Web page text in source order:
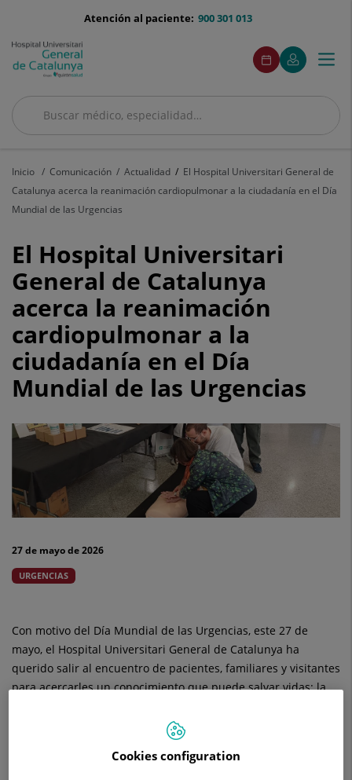
menu-
900 301 013
Atención al paciente:
Buscar
Buscar
menuAcceso
Pedir
cita
Este
enlace
se
en
Mi
Quirónsalud
Este
enlace
se
en
ventana
Menú
Inicio Comunicación Actualidad
El Hospital Universitari General de
Catalunya acerca la reanimación cardiopulmonar a la ciudadanía en el Día
Mundial de las Urgencias
El
Hospital
Universitari
General
de
Catalunya
acerca
reanimación
cardiopulmonar
a
la
en
el
Día
El Hospital Universitari
General de Catalunya
acerca la reanimación
cardiopulmonar a la
ciudadanía en el Día
Mundial de las Urgencias
27 de mayo de 2026
URGENCIAS
Con motivo del Día Mundial de las Urgencias, este 27 de
mayo, el Hospital Universitari General de Catalunya ha
querido salir al encuentro de pacientes, familiares y visitantes
para acercarles un conocimiento que puede salvar vidas: la
mañana, elCookies configuration